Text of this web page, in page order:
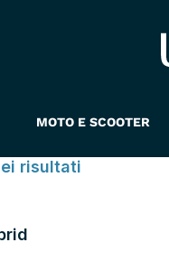
MOTO E SCOOTER
risultati